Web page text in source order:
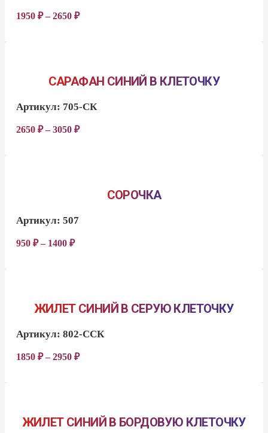
1950₽–2650₽
САРАФАН СИНИЙ В КЛЕТОЧКУ
Артикул: 705-СК
2650₽–3050₽
СОРОЧКА
Артикул:507
950₽– 1400₽
ЖИЛЕТ СИНИЙ В СЕРУЮ КЛЕТОЧКУ
Артикул:802-ССК
1850₽–2950₽
ЖИЛЕТ СИНИЙ В БОРДОВУЮ КЛЕТОЧКУ